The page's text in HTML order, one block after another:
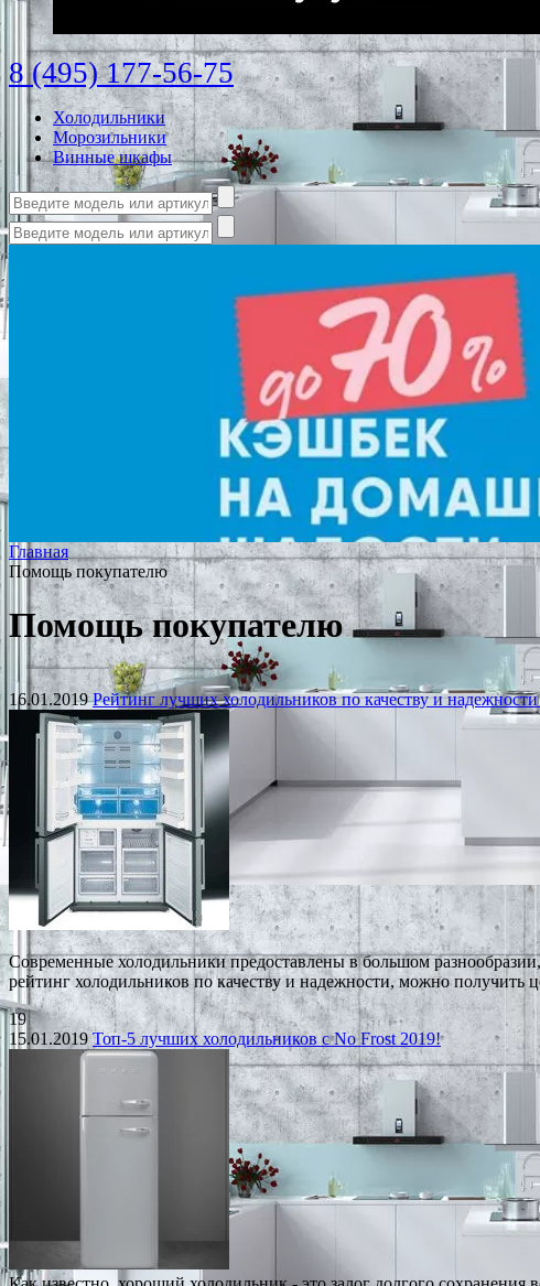
8 (495) 177-56-75
Холодильники
Морозильники
Винные шкафы
Главная
Помощь покупателю
Помощь покупателю
16.01.2019 Рейтинг лучших холодильников по качеству и
Современные холодильники предоставлены в большом
рейтинг холодильников по качеству и надежности, можно
19
15.01.2019 Топ-5 лучших холодильников с No Frost 2019!